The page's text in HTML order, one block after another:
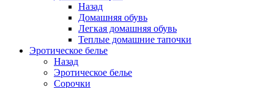
Назад
Домашняя обувь
Легкая домашняя обувь
Теплые домашние тапочки
Эротическое белье
Назад
Эротическое белье
Сорочки